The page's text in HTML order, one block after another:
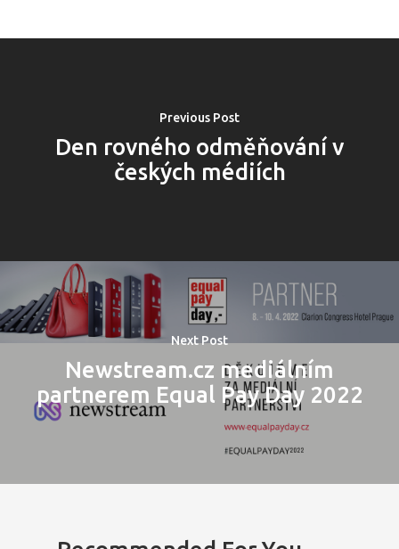
Previous Post
Den rovného odměňování v
českých médiích
Next Post
Newstream.cz mediálním
partnerem Equal Pay Day 2022
Dopad
Aktuality
Vstupenky